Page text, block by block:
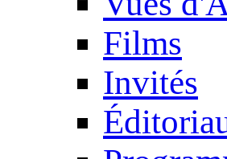
Films
Invités